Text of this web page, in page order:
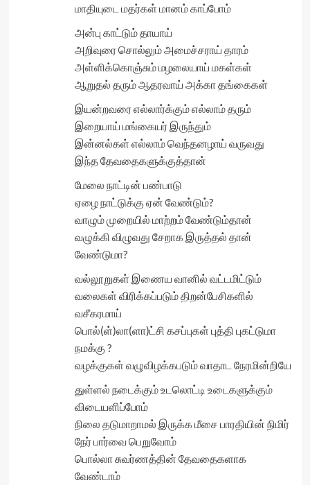
மாதியுடை மதர்கள் மானம் காப்போம்
அன்பு காட்டும் தாயாய்
அறிவுரை சொல்லும் அமைச்சராய் தாரம்
அள்ளிக்கொஞ்சும் மழலையாய் மகள்கள்
ஆறுதல் தரும் ஆதரவாய் அக்கா தங்கைகள்
இயன்றவரை எல்லார்க்கும் எல்லாம் தரும்
இறையாய் மங்கையர் இருந்தும்
இன்னல்கள் எல்லாம் வெந்தனழாய் வருவது
இந்த தேவதைகளுக்குத்தான்
மேலை நாட்டின் பண்பாடு
ஏழை நாட்டுக்கு ஏன் வேண்டும்?
வாழும் முறையில் மாற்றம் வேண்டும்தான்
வழுக்கி விழுவது சேறாக இருத்தல் தான்
வேண்டுமா?
வல்லூறுகள் இணைய வானில் வட்டமிட்டும்
வலைகள் விரிக்கப்படும் திறன்பேசிகளில்
வசீகரமாய்
பொல்(ள்)லா(ளா)ட்சி கசப்புகள் புத்தி புகட்டுமா
நமக்கு ?
வழக்குகள் வழுவிழக்கபடும் வாதாட நேரமின்றியே
துள்ளல் நடைக்கும் உடலொட்டி உடைகளுக்கும்
விடையளிப்போம்
நிலை தடுமாறாமல் இருக்க மீசை பாரதியின் நிமிர்
நேர் பார்வை பெறுவோம்
பொல்லா சுவர்ணத்தின் தேவதைகளாக
வேண்டாம்